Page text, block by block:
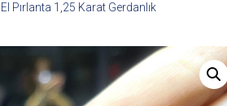
Pırlanta 1,25 Karat Gerdanlık